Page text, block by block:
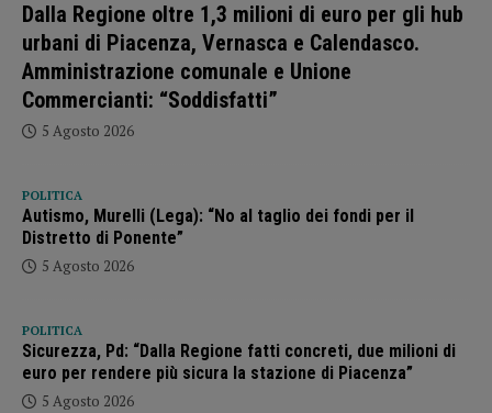
Dalla Regione oltre 1,3 milioni di euro per gli hub
urbani di Piacenza, Vernasca e Calendasco.
Amministrazione comunale e Unione
Commercianti: “Soddisfatti”
5 Agosto 2026
POLITICA
Autismo, Murelli (Lega): “No al taglio dei fondi per il
Distretto di Ponente”
5 Agosto 2026
POLITICA
Sicurezza, Pd: “Dalla Regione fatti concreti, due milioni di
euro per rendere più sicura la stazione di Piacenza”
5 Agosto 2026